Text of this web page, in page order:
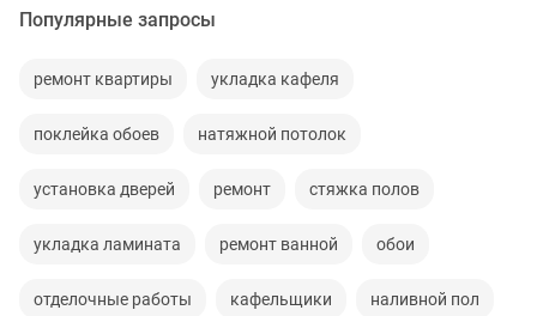
Популярные запросы
ремонт квартиры укладка кафеля
поклейка обоев натяжной потолок
установка дверей ремонт стяжка полов
укладка ламината ремонт ванной обои
отделочные работы кафельщики наливной пол